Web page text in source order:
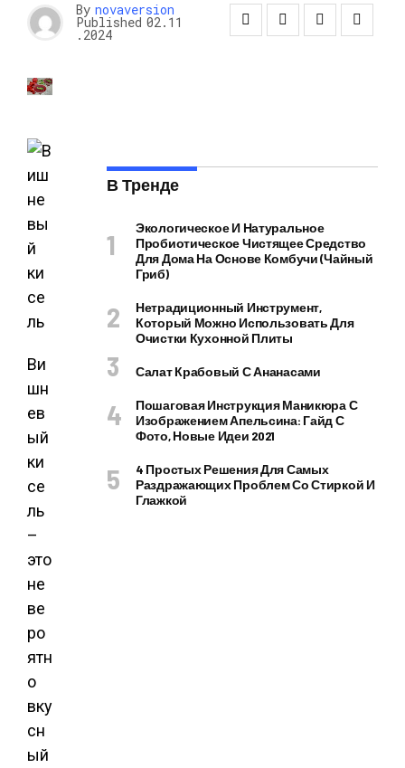
By novaversion
Published 02.11
.2024
Ви
шн
ев
ый
ки
се
ль
–
это
не
ве
ро
ятн
о
вку
сн
ый
В Тренде
Экологическое И Натуральное
Пробиотическое Чистящее Средство
Для Дома На Основе Комбучи (чайный
Гриб)
Нетрадиционный Инструмент,
Который Можно Использовать Для
Очистки Кухонной Плиты
Салат Крабовый С Ананасами
Пошаговая Инструкция Маникюра С
Изображением Апельсина: Гайд С
Фото, Новые Идеи 2021
4 Простых Решения Для Самых
Раздражающих Проблем Со Стиркой И
Глажкой